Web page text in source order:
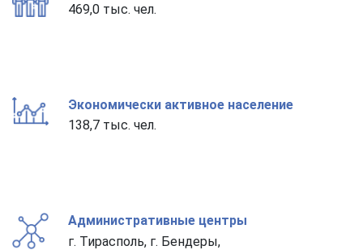
469,0 тыс. чел.
Экономически активное население
138,7 тыс. чел.
Административные центры
г. Тирасполь, г. Бендеры,